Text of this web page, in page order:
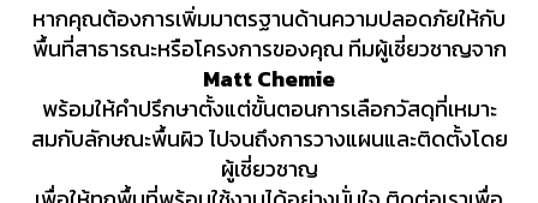
หากคุณต้องการเพิ่มมาตรฐานด้านความปลอดภัยให้กับ
พื้นที่สาธารณะหรือโครงการของคุณ ทีมผู้เชี่ยวชาญจาก
Matt Chemie
พร้อมให้คำปรึกษาตั้งแต่ขั้นตอนการเลือกวัสดุที่เหมาะ
สมกับลักษณะพื้นผิว ไปจนถึงการวางแผนและติดตั้งโดย
ผู้เชี่ยวชาญ